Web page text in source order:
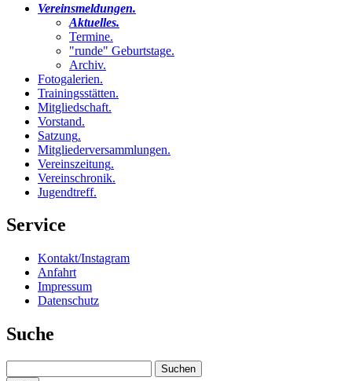
Vereinsmeldungen.
Aktuelles.
Termine.
"runde" Geburtstage.
Archiv.
Fotogalerien.
Trainingsstätten.
Mitgliedschaft.
Vorstand.
Satzung.
Mitgliederversammlungen.
Vereinszeitung.
Vereinschronik.
Jugendtreff.
Service
Kontakt/Instagram
Anfahrt
Impressum
Datenschutz
Suche